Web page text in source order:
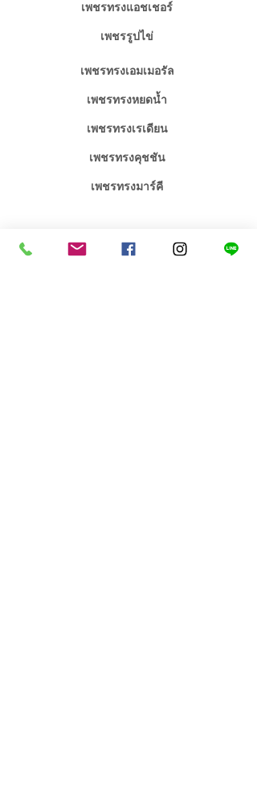
เพชรทรงแอชเชอร์
เพชรรูปไข่
เพชรทรงเอมเมอรัล
เพชรทรงหยดน้ำ
เพชรทรงเรเดียน
เพชรทรงคุชชัน
เพชรทรงมาร์คี
จิวเวลรี่เพชร / พลอย